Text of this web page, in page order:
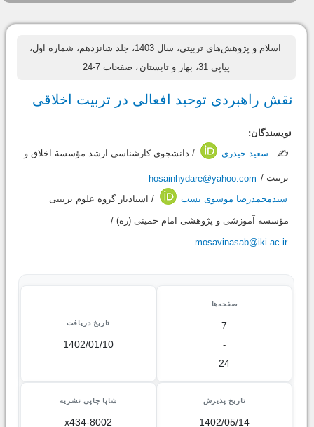
اسلام و پژوهش‌های تربیتی، سال 1403، جلد شانزدهم، شماره اول،
پیاپی 31، بهار و تابستان
، صفحات 7-24
نقش راهبردی توحید افعالی در تربیت اخلاقی
نویسندگان:
✍️
سعید حیدری / دانشجوی کارشناسی ارشد مؤسسة اخلاق و
تربیت / hosainhydare@yahoo.com
سیدمحمدرضا موسوی نسب
/ استادیار گروه علوم تربیتی
مؤسسة آموزشی و پژوهشی امام خمینی (ره) /
mosavinasab@iki.ac.ir
صفحه‌ها
7
-
24
تاریخ دریافت
1402/01/10
تاریخ پذیرش
1402/05/14
شاپا چاپی نشریه
x434-8002